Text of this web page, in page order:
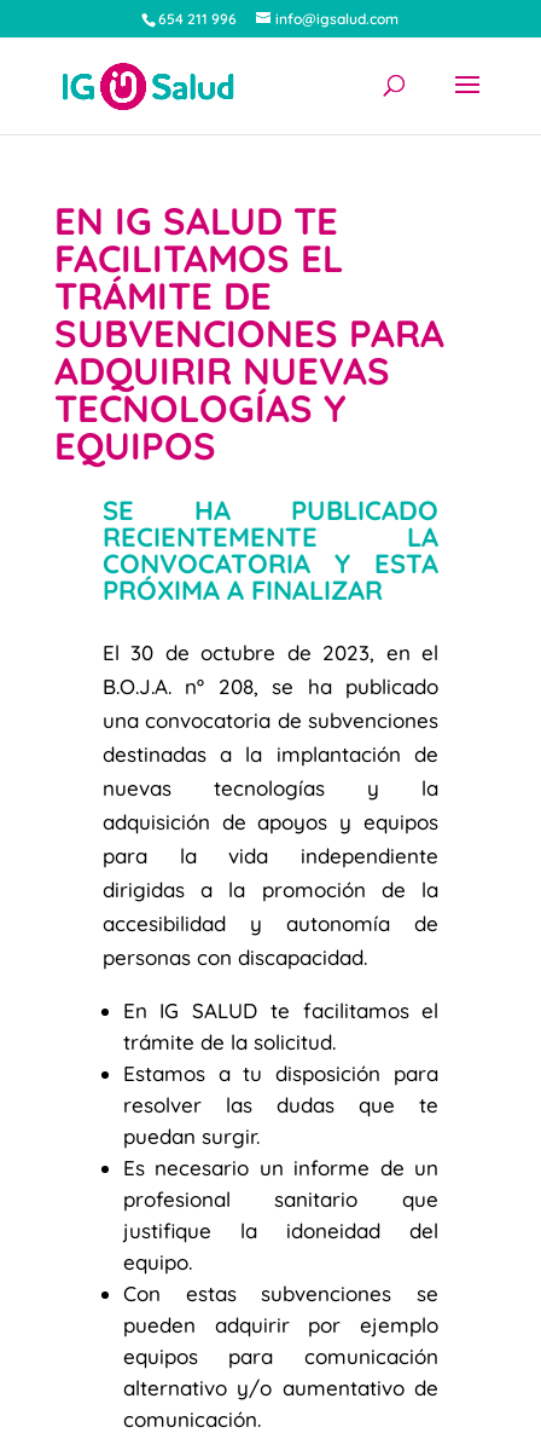
654 211 996 info@igsalud.com
EN IG SALUD TE
FACILITAMOS EL
TRÁMITE DE
SUBVENCIONES PARA
ADQUIRIR NUEVAS
TECNOLOGÍAS Y
EQUIPOS
SE HA PUBLICADO
RECIENTEMENTE LA
CONVOCATORIA Y ESTA
PRÓXIMA A FINALIZAR
El 30 de octubre de 2023, en el
B.O.J.A. nº 208, se ha publicado
una convocatoria de subvenciones
destinadas a la implantación de
nuevas tecnologías y la
adquisición de apoyos y equipos
para la vida independiente
dirigidas a la promoción de la
accesibilidad y autonomía de
personas con discapacidad.
En IG SALUD te facilitamos el
trámite de la solicitud.
Estamos a tu disposición para
resolver las dudas que te
puedan surgir.
Es necesario un informe de un
profesional sanitario que
justifique la idoneidad del
equipo.
Con estas subvenciones se
pueden adquirir por ejemplo
equipos para comunicación
alternativo y/o aumentativo de
comunicación.